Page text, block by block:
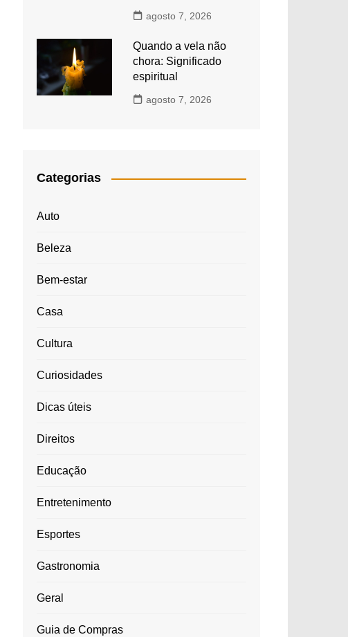
agosto 7, 2026
Quando a vela não
chora: Significado
espiritual
agosto 7, 2026
Categorias
Auto
Beleza
Bem-estar
Casa
Cultura
Curiosidades
Dicas úteis
Direitos
Educação
Entretenimento
Esportes
Gastronomia
Geral
Guia de Compras